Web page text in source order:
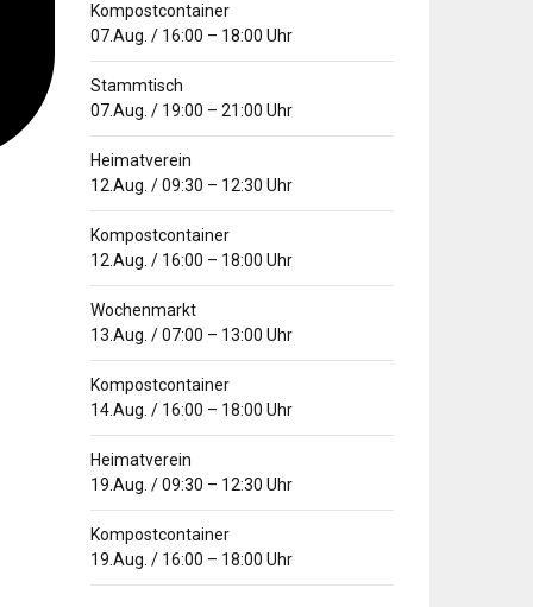
Kompostcontainer
07.Aug. / 16:00 – 18:00 Uhr
Stammtisch
07.Aug. / 19:00 – 21:00 Uhr
Heimatverein
12.Aug. /09:30 – 12:30 Uhr
Kompostcontainer
12.Aug. / 16:00 – 18:00 Uhr
Wochenmarkt
13.Aug. /07:00 – 13:00 Uhr
Kompostcontainer
14.Aug. / 16:00 – 18:00 Uhr
Heimatverein
19.Aug. /09:30 – 12:30 Uhr
Kompostcontainer
19.Aug. / 16:00 – 18:00 Uhr